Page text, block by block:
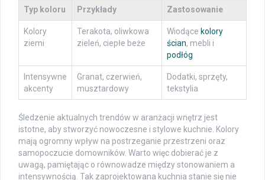
Typ koloru Przykłady Zastosowanie
Kolory
ziemi
Terakota, oliwkowa
zieleń, ciepłe beże
Wiodące kolory
ścian, mebli i
podłóg
Intensywne
akcenty
Granat, czerwień,
musztardowy
Dodatki, sprzęty,
tekstylia
Śledzenie aktualnych trendów w aranżacji wnętrz jest
istotne, aby stworzyć nowoczesne i stylowe kuchnie. Kolory
mają ogromny wpływ na postrzeganie przestrzeni oraz
samopoczucie domowników. Warto więc dobierać je z
uwagą, pamiętając o równowadze między stonowaniem a
intensywnością. Tak zaprojektowana kuchnia stanie się nie